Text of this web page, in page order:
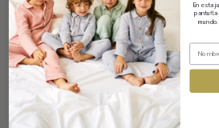
Composición y cuidados
En esta